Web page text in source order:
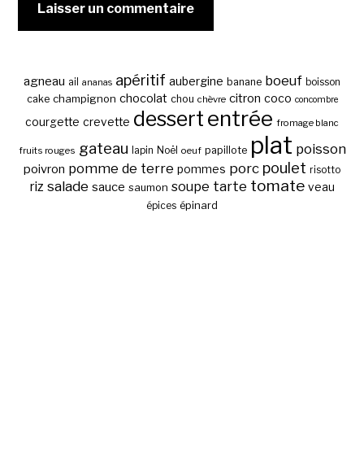
agneau ail ananas apéritif aubergine banane boeuf boisson
cake champignon chocolat chou chèvre citron coco concombre
courgette crevette dessert entrée fromage blanc
fruits rouges gateau lapin Noël oeuf papillote plat poisson
poivron pomme de terre pommes porc poulet risotto
riz salade sauce saumon soupe tarte tomate veau
épices épinard